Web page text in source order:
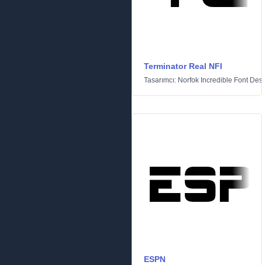
Terminator Real NFI
Tasarımcı: Norfok Incredible Font
ESPN